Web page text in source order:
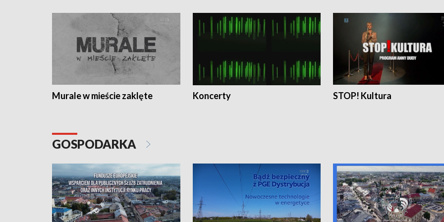
Murale w mieście zaklęte Koncerty STOP! Kultura
GOSPODARKA